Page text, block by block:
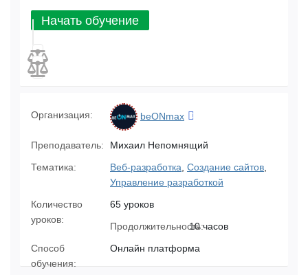
Начать обучение
Организация: beONmax
Преподаватель:
Михаил Непомнящий
Тематика:
Веб-разработка Создание сайтов
Управление разработкой
Количество
уроков:
65 уроков
Продолжительность:10 часов
Способ
обучения:
Онлайн платформа